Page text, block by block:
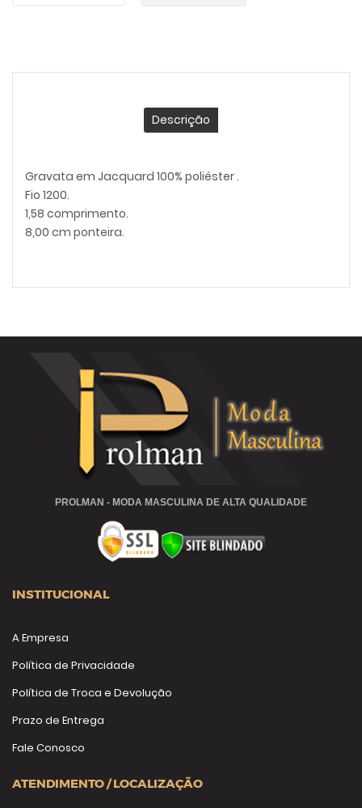
Descrição
Gravata em Jacquard 100% poliéster .
Fio 1200.
1,58 comprimento.
8,00 cm ponteira.
PROLMAN - MODA MASCULINA DE ALTA QUALIDADE
INSTITUCIONAL
A Empresa
Política de Privacidade
Política de Troca e Devolução
Prazo de Entrega
Fale Conosco
ATENDIMENTO / LOCALIZAÇÃO